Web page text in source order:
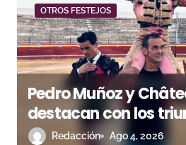
d
e
e
n
OTROS FESTEJOS
Pedro Muñoz y
destacan con los
Andrades e Ismael
Redacción Ago 4, 2026